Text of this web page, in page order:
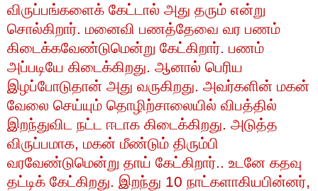
விருப்பங்களைக் கேட்டால் அது தரும் என்று
சொல்கிறார். மனைவி பணத்தேவை வர பணம்
கிடைக்கவேண்டுமென்று கேட்கிறார். பணம்
அப்படியே கிடைக்கிறது. ஆனால் பெரிய
இழப்போடுதான் அது வருகிறது. அவர்களின் மகன்
வேலை செய்யும் தொழிற்சாலையில் விபத்தில்
இறந்துவிட
நட்ட ஈடாக கிடைக்கிறது. அடுத்த
விருப்பமாக, மகன் மீண்டும் திரும்பி
வரவேண்டுமென்று தாய் கேட்கிறார்.. உடனே கதவு
தட்டிக் கேட்கிறது. இறந்து 10 நாட்களாகியபின்னர்,